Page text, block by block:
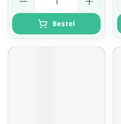
Bestel